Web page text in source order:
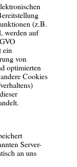
(z.B.
werden auf
ein
von
optimierten
Cookies
Server-
an uns